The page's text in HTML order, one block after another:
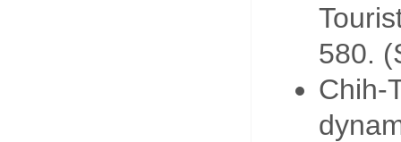
580.
Chih-